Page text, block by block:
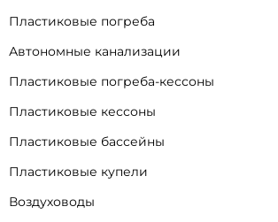
Пластиковые погреба
Автономные канализации
Пластиковые погреба-кессоны
Пластиковые кессоны
Пластиковые бассейны
Пластиковые купели
Воздуховоды